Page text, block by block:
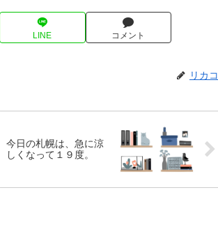
LINE コメント
リカコ
今日の札幌は、急に涼
しくなって１９度。